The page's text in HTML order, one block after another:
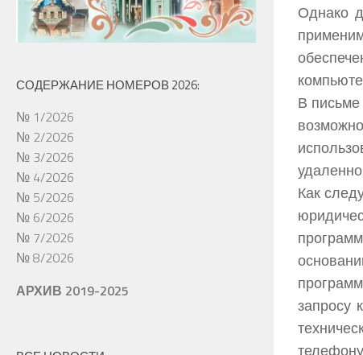
Однако
В
Как
запросу
СОДЕРЖАНИЕ НОМЕРОВ 2026:
№ 1/2026
№ 2/2026
№ 3/2026
№ 4/2026
№ 5/2026
№ 6/2026
№ 7/2026
№ 8/2026
АРХИВ 2019-2025